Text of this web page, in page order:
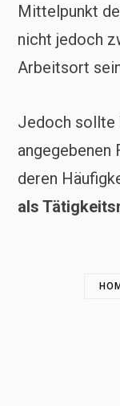
Mittelpunkt
nicht jedoch
Arbeitsort
Jedoch sollte
angegebenen
deren
als